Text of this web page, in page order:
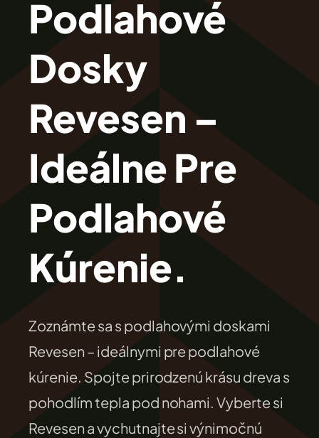
Revesen
Kolekcie
Trieda Podláh
Záštitu
Cennik
Galéria
FILEXO
Kontakt
Podlahové
Dosky
Revesen –
Ideálne Pre
Podlahové
Kúrenie.
Zoznámte sa s podlahovými doskami
Revesen – ideálnymi pre podlahové
kúrenie. Spojte prirodzenú krásu dreva s
pohodlím tepla pod nohami. Vyberte si
Revesen a vychutnajte si výnimočnú